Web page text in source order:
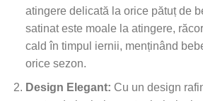
atingere delicată la orice pătuț de
satinat este moale la atingere,
cald în timpul iernii, menținând
orice sezon.
Design Elegant: Cu un design